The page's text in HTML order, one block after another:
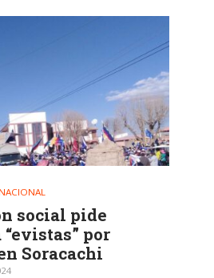
social pide
por
Soracachi